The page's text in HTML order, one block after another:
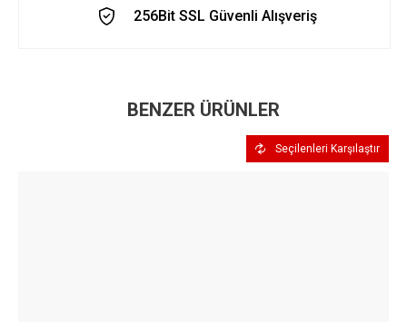
256Bit SSL Güvenli Alışveriş
BENZER ÜRÜNLER
Seçilenleri Karşılaştır